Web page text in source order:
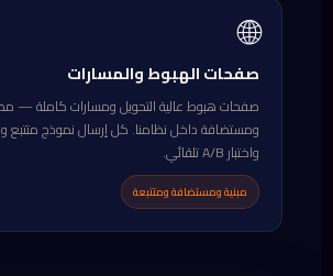
🌐
صفحات الهبوط والمسارات
صفحات هبوط عالية التحويل ومسارات كاملة —
ومستضافة داخل نظامنا. كل إرسال نموذج متتبع
واختبار A/B تلقائي.
مبنية ومستضافة ومتتبعة